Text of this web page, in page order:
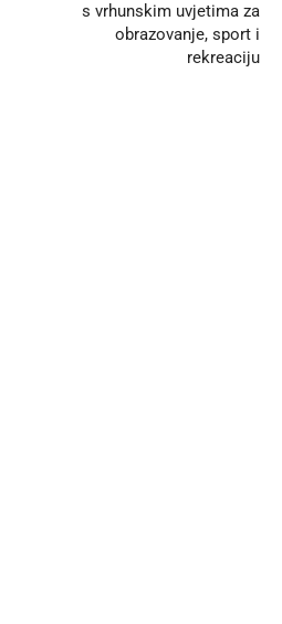
s vrhunskim uvjetima za
obrazovanje, sport i
rekreaciju